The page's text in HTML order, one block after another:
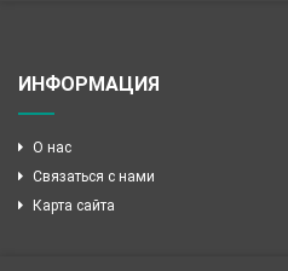
ИНФОРМАЦИЯ
О нас
Связаться с нами
Карта сайта